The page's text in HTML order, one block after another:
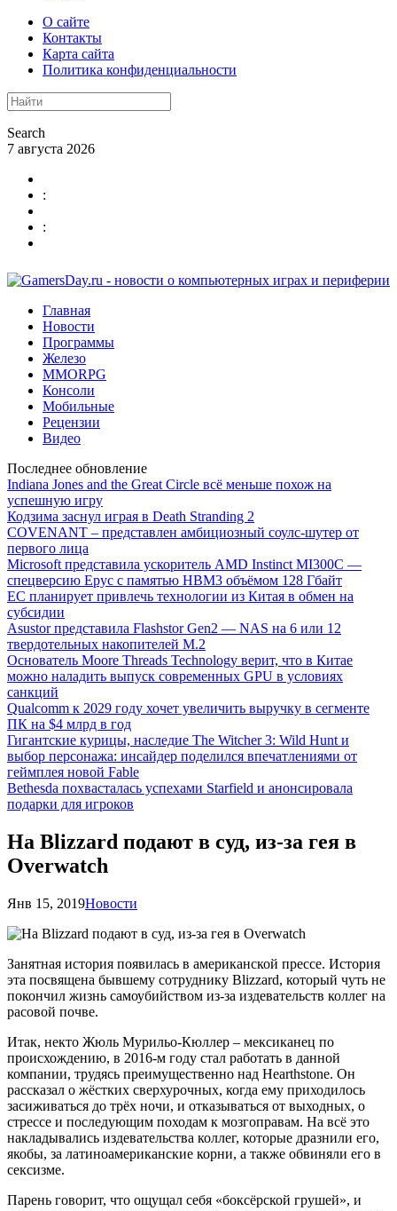
О сайте
Контакты
Карта сайта
Политика конфиденциальности
Search
7 августа 2026
:
:
Главная
Новости
Программы
Железо
MMORPG
Консоли
Мобильные
Рецензии
Видео
Последнее обновление
Indiana Jones and the Great Circle всё меньше похож на
успешную игру
Кодзима заснул играя в Death Stranding 2
COVENANT – представлен амбициозный соулс-шутер от
первого лица
Microsoft представила ускоритель AMD Instinct MI300C —
спецверсию Epyc с памятью HBM3 объёмом 128 Гбайт
ЕС планирует привлечь технологии из Китая в обмен на
субсидии
Asustor представила Flashstor Gen2 — NAS на 6 или 12
твердотельных накопителей M.2
Основатель Moore Threads Technology верит, что в Китае
можно наладить выпуск современных GPU в условиях
санкций
Qualcomm к 2029 году хочет увеличить выручку в сегменте
ПК на $4 млрд в год
Гигантские курицы, наследие The Witcher 3: Wild Hunt и
выбор персонажа: инсайдер поделился впечатлениями от
геймплея новой Fable
Bethesda похвасталась успехами Starfield и анонсировала
подарки для игроков
На Blizzard подают в суд, из-за гея в
Overwatch
Янв 15, 2019Новости
Занятная история появилась в американской прессе. История
эта посвящена бывшему сотруднику Blizzard, который чуть не
покончил жизнь самоубийством из-за издевательств коллег на
расовой почве.
Итак, некто Жюль Мурильо-Кюллер – мексиканец по
происхождению, в 2016-м году стал работать в данной
компании, трудясь преимущественно над Hearthstone. Он
рассказал о жёстких сверхурочных, когда ему приходилось
засиживаться до трёх ночи, и отказываться от выходных, о
стрессе и последующим походам к мозгоправам. На всё это
накладывались издевательства коллег, которые дразнили его,
якобы, за латиноамериканские корни, а также обвиняли его в
сексизме.
Парень говорит, что ощущал себя «боксёрской грушей», и